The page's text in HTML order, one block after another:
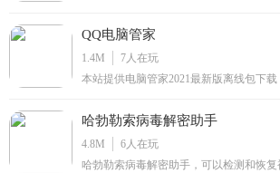
面支持主流操作系统完美支持64位操作系
容win8，产品性能和兼容性再次提升2.超
鱼
QQ电脑管家
1.4M 7 人在玩
本站提供电脑管家2021最新版离线包下
知病毒的行为拦截与防御，有效保障用户
全。QQ电脑管家安全中心称，QQ电脑管
天软件的安全防护更具针对性，可实现对
修复作用，能决解QQ空间打不开，QQ
哈勃勒索病毒解密助手
4.8M 6 人在玩
哈勃勒索病毒解密助手，可以检测和恢复